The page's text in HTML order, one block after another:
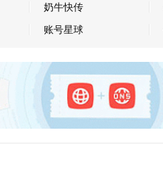
奶牛快传
账号星球